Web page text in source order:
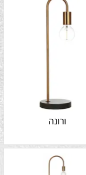
ורונה